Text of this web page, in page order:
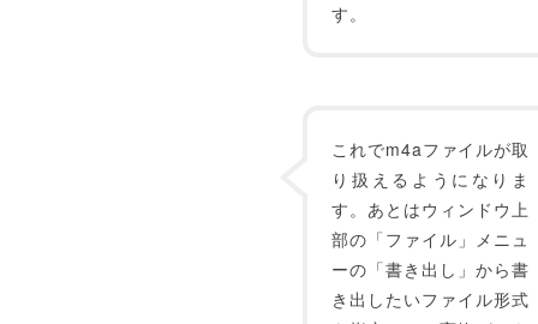
す。
これでm4aファイルが取
り扱えるようになりま
す。あとはウィンドウ上
部の「ファイル」メニュ
ーの「書き出し」から書
き出したいファイル形式